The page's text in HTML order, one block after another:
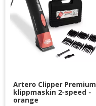
Artero Clipper Premium
klippmaskin 2-speed -
orange